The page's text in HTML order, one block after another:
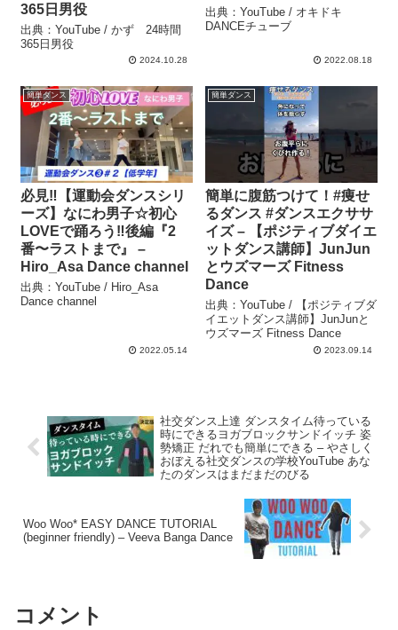
365日男役
出典：YouTube / かず 24時間
365日男役
2024.10.28
出典：YouTube / オキドキ
DANCEチューブ
2022.08.18
簡単ダンス
必見‼️【運動会ダンスシリ
ーズ】なにわ男子☆初心
LOVEで踊ろう‼️後編『2
番〜ラストまで』 –
Hiro_Asa Dance channel
出典：YouTube / Hiro_Asa
Dance channel
2022.05.14
簡単ダンス
簡単に腹筋つけて！#痩せ
るダンス #ダンスエクササ
イズ – 【ポジティブダイエ
ットダンス講師】JunJun
とウズマーズ Fitness
Dance
出典：YouTube / 【ポジティブダ
イエットダンス講師】JunJunと
ウズマーズ Fitness Dance
2023.09.14
社交ダンス上達 ダンスタイム待っている
時にできるヨガブロックサンドイッチ 姿
勢矯正 だれでも簡単にできる – やさしく
おぼえる社交ダンスの学校YouTube あな
たのダンスはまだまだのびる
Woo Woo* EASY DANCE TUTORIAL
(beginner friendly) – Veeva Banga Dance
コメント